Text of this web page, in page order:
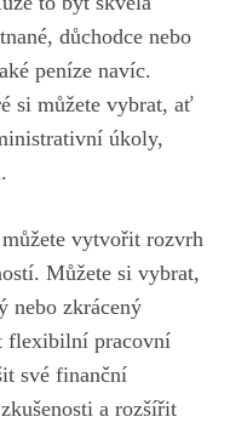
důchodce nebo⁣
peníze navíc.
si můžete vybrat, ať
úkoly,
vytvořit rozvrh
⁣Můžete si⁤ vybrat,
nebo zkrácený
flexibilní pracovní
své ‍finanční
a⁣ rozšířit